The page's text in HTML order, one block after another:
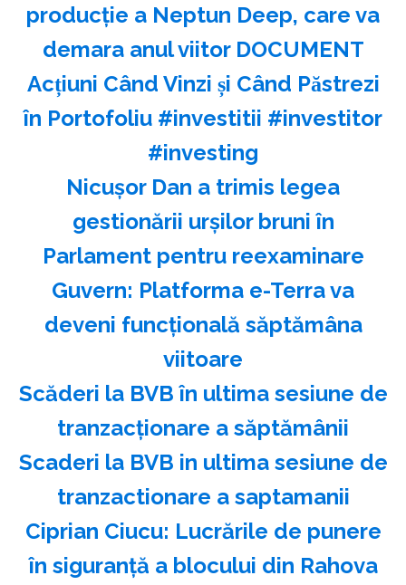
producție a Neptun Deep, care va
demara anul viitor DOCUMENT
Acțiuni Când Vinzi și Când Păstrezi
în Portofoliu #investitii #investitor
#investing
Nicuşor Dan a trimis legea
gestionării urşilor bruni în
Parlament pentru reexaminare
Guvern: Platforma e-Terra va
deveni funcţională săptămâna
viitoare
Scăderi la BVB în ultima sesiune de
tranzacţionare a săptămânii
Scaderi la BVB in ultima sesiune de
tranzactionare a saptamanii
Ciprian Ciucu: Lucrările de punere
în siguranţă a blocului din Rahova